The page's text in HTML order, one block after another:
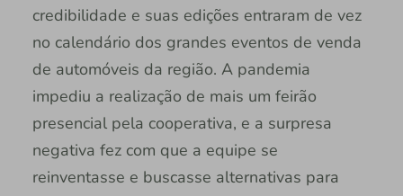
credibilidade e suas edições entraram de vez
no calendário dos grandes eventos de venda
de automóveis da região. A pandemia
impediu a realização de mais um feirão
presencial pela cooperativa, e a surpresa
negativa fez com que a equipe se
reinventasse e buscasse alternativas para